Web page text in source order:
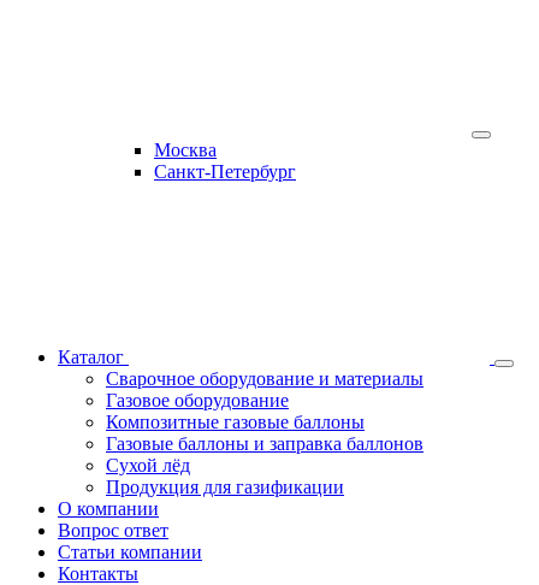
Москва
Санкт-Петербург
Каталог
Сварочное оборудование и материалы
Газовое оборудование
Композитные газовые баллоны
Газовые баллоны и заправка баллонов
Сухой лёд
Продукция для газификации
О компании
Вопрос ответ
Статьи компании
Контакты